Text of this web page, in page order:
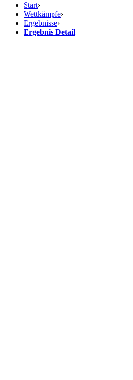
Start›
Wettkämpfe›
Ergebnisse›
Ergebnis Detail